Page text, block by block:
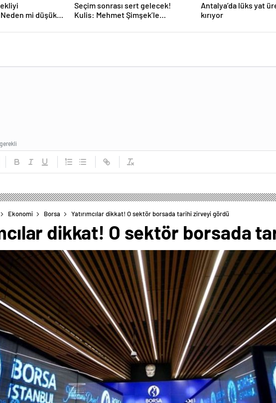
mi düşük
Seçim sonrası sert gelecek!
Kulis: Mehmet Şimşek’le
tartışması
Antalya’da lüks yat
kırıyor
Ekonomi Borsa Yatırımcılar dikkat! O sektör borsada tarihi zirveyi gördü
dikkat! O sektör borsada